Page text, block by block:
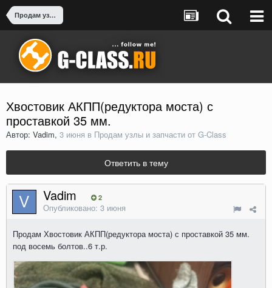
Продам узлы и запчасти от G-Class
Хвостовик АКПП(редуктора моста) с
проставкой 35 мм.
Автор: Vadim, 3 июня в Продам узлы и запчасти от G-Class
Ответить в тему
Vadim 2
Опубликовано: 3 июня
Продам Хвостовик АКПП(редуктора моста) с проставкой 35 мм.
под восемь болтов..6 т.р.